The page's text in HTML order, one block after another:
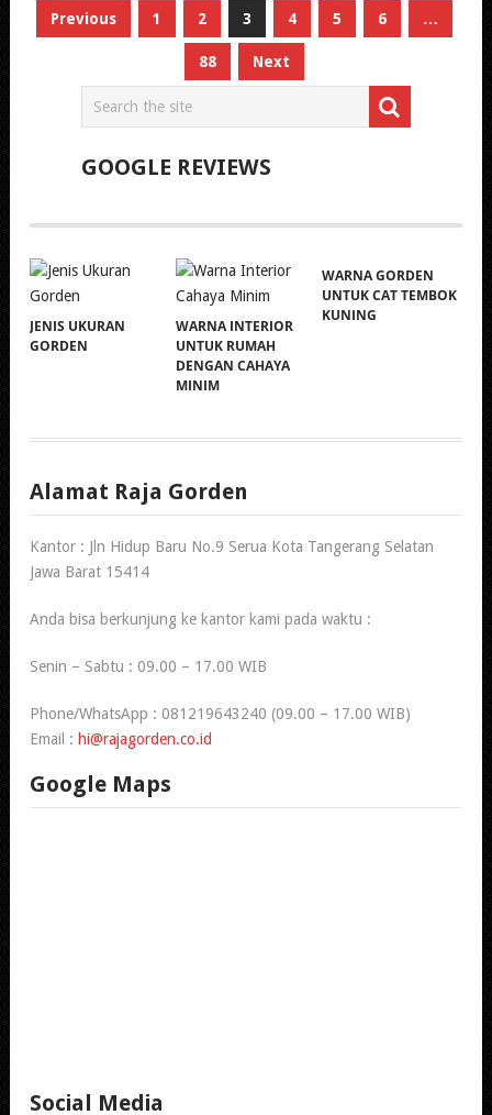
Paginasi
Previous 1 2 3 4 5 6 …
88 Next
GOOGLE REVIEWS
JENIS UKURAN
GORDEN
WARNA INTERIOR
UNTUK RUMAH
DENGAN CAHAYA
MINIM
WARNA GORDEN
UNTUK CAT TEMBOK
KUNING
Alamat Raja Gorden
Kantor : Jln Hidup Baru No.9 Serua Kota Tangerang Selatan
Jawa Barat 15414
Anda bisa berkunjung ke kantor kami pada waktu :
Senin – Sabtu : 09.00 – 17.00 WIB
Phone/WhatsApp : 081219643240 (09.00 – 17.00 WIB)
Email : hi@rajagorden.co.id
Google Maps
Social Media